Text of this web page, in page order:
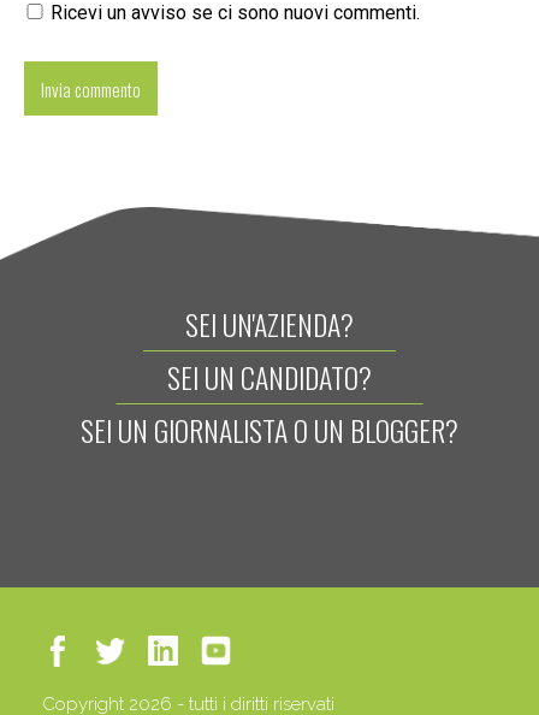
Ricevi un avviso se ci sono nuovi commenti.
SEI UN'AZIENDA?
SEI UN CANDIDATO?
SEI UN GIORNALISTA O UN BLOGGER?
Copyright 2026 - tutti i diritti riservati